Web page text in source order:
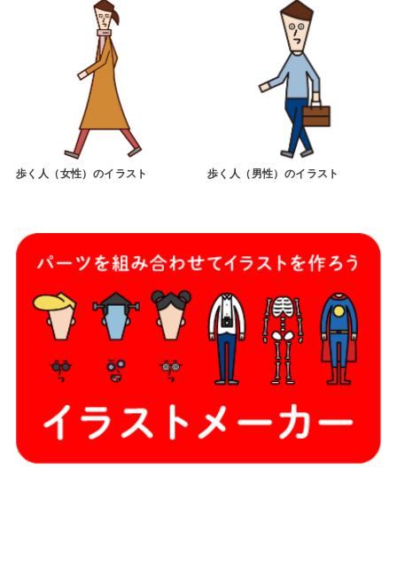
歩く人（女性）のイラスト 歩く人（男性）のイラスト